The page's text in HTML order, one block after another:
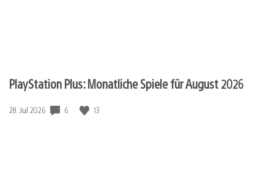
PlayStation Plus: Monatliche Spiele für August 2026
Veröffentlichungsdatum:
28. Jul 2026 6 13